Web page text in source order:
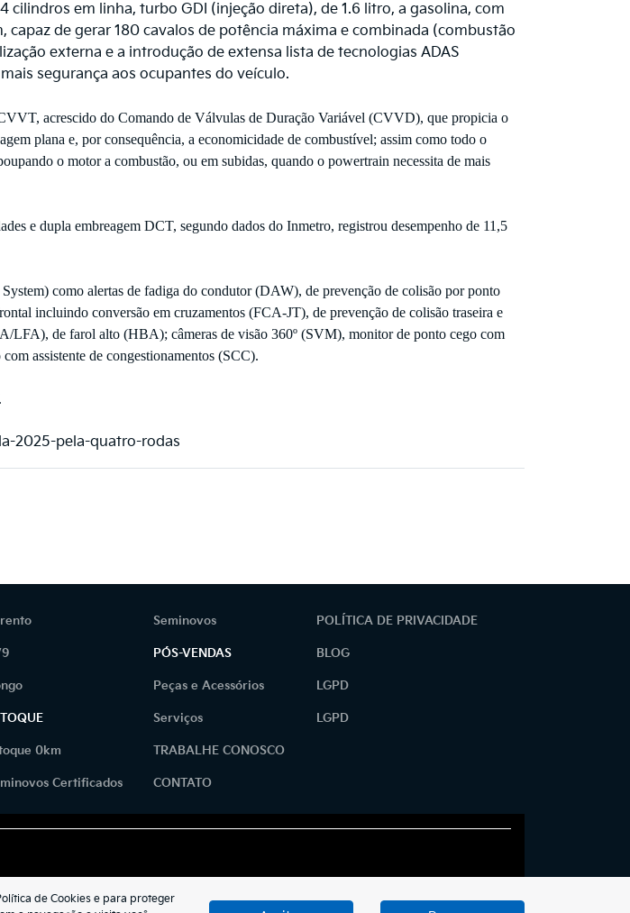
em linha, turbo GDI (injeção direta), de 1.6 litro, a gasolina, com
de gerar 180 cavalos de potência máxima e combinada (combustão
externa e a introdução de extensa lista de tecnologias ADAS
segurança aos ocupantes do veículo.
acrescido do Comando de Válvulas de Duração Variável (CVVD), que propicia o
plana e, por consequência, a economicidade de combustível; assim como todo o
o motor a combustão, ou em subidas, quando o powertrain necessita de mais
e dupla embreagem DCT, segundo dados do Inmetro, registrou desempenho de 11,5
como alertas de fadiga do condutor (DAW), de prevenção de colisão por ponto
incluindo conversão em cruzamentos (FCA-JT), de prevenção de colisão traseira e
LFA), de farol alto (HBA); câmeras de visão 360º (SVM), monitor de ponto cego com
assistente de congestionamentos (SCC).
2025-pela-quatro-rodas
0km
Certificados
Seminovos
PÓS-VENDAS
Peças e Acessórios
Serviços
TRABALHE CONOSCO
CONTATO
POLÍTICA DE PRIVACIDADE
BLOG
LGPD
LGPD
de Cookies e para proteger